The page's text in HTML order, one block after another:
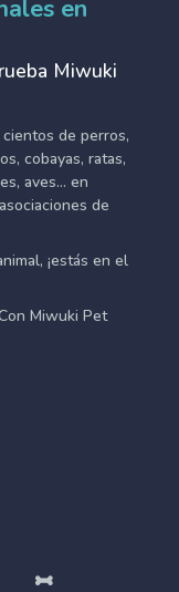
en
Miwuki
de perros,
cobayas, ratas,
aves... en
de
¡estás en el
Miwuki Pet